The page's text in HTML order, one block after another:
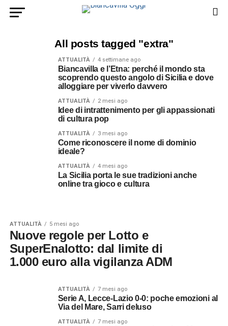
All posts tagged "extra"
ATTUALITÀ 4 settimane ago
Biancavilla e l’Etna: perché il mondo sta
scoprendo questo angolo di Sicilia e dove
alloggiare per viverlo davvero
ATTUALITÀ 2 mesi ago
Idee di intrattenimento per gli appassionati
di cultura pop
ATTUALITÀ 3 mesi ago
Come riconoscere il nome di dominio
ideale?
ATTUALITÀ 4 mesi ago
La Sicilia porta le sue tradizioni anche
online tra gioco e cultura
ATTUALITÀ 5 mesi ago
Nuove regole per Lotto e
SuperEnalotto: dal limite di
1.000 euro alla vigilanza ADM
ATTUALITÀ 7 mesi ago
Serie A, Lecce-Lazio 0-0: poche emozioni al
Via del Mare, Sarri deluso
ATTUALITÀ 7 mesi ago